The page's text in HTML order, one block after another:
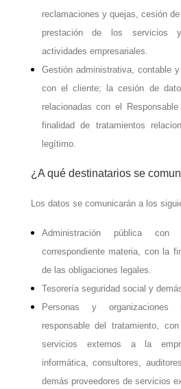
reclamaciones y quejas, cesión
prestación de los servicios
actividades empresariales.
Gestión administrativa, contable
con el cliente; la cesión de
relacionadas con el
finalidad de tratamientos
legítimo.
¿A qué destinatarios se
Los datos se comunicarán a los
Administración pública
correspondiente materia, con la
de las obligaciones legales.
Tesorería seguridad social y
Personas y organizaciones
responsable del tratamiento,
servicios externos a la
informática, consultores,
demás proveedores de servicios